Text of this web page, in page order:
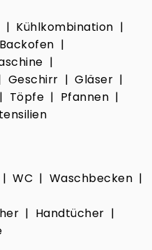
Kühlkombination |
|
|
Geschirr | Gläser |
Töpfe | Pfannen |
WC | Waschbecken |
| Handtücher |